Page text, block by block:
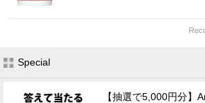
Special
【抽選で5,000円分】